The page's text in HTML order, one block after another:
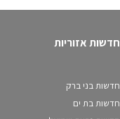
חדשות אזוריות
חדשות בני ברק
חדשות בת ים